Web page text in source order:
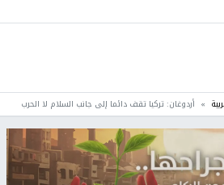
أردوغان: تركيا تقف دائما إلى جانب السلام لا الحرب